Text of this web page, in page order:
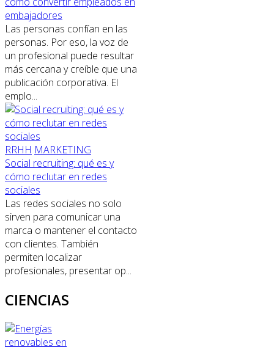
embajadores
Las personas confían en las
personas. Por eso, la voz de
un profesional puede resultar
más cercana y creíble que una
publicación corporativa. El
emplo...
RRHH MARKETING
Social recruiting: qué es y
cómo reclutar en redes
sociales
Las redes sociales no solo
sirven para comunicar una
marca o mantener el contacto
con clientes. También
permiten localizar
profesionales, presentar op...
CIENCIAS